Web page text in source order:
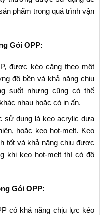
phẩm trong quá trình vận
Gói OPP:
được kéo căng theo một
độ bền và khả năng chịu
suốt nhưng cũng có thể
nhau hoặc có in ấn.
sử dụng là keo acrylic dựa
hoặc keo hot-melt. Keo
tốt và khả năng chịu được
khi keo hot-melt thì có độ
Gói OPP:
có khả năng chịu lực kéo